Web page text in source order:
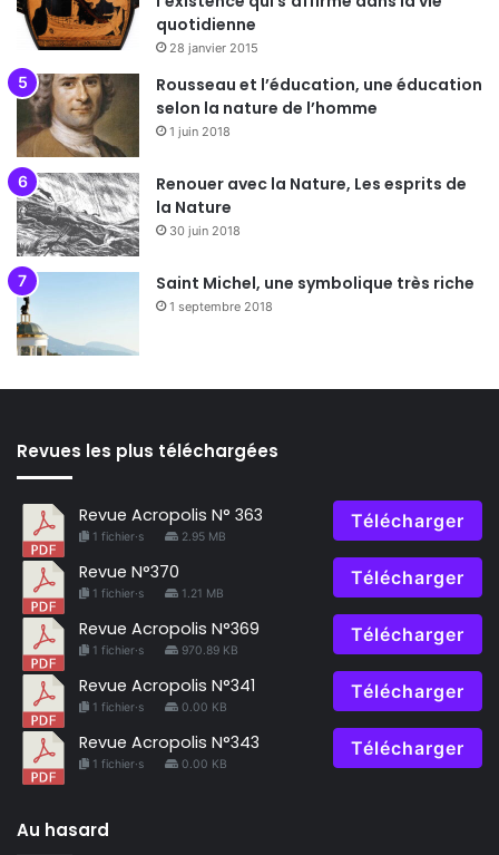
quotidienne
28 janvier 2015
Rousseau et l’éducation, une éducation
selon la nature de l’homme
1 juin 2018
Renouer avec la Nature, Les esprits de
la Nature
30 juin 2018
Saint Michel, une symbolique très riche
1 septembre 2018
Revues les plus téléchargées
Revue Acropolis N° 363
1 fichier·s 2.95 MB
Télécharger
Revue N°370
1 fichier·s 1.21 MB
Télécharger
Revue Acropolis N°369
1 fichier·s 970.89 KB
Télécharger
Revue Acropolis N°341
1 fichier·s 0.00 KB
Télécharger
Revue Acropolis N°343
1 fichier·s 0.00 KB
Télécharger
Au hasard